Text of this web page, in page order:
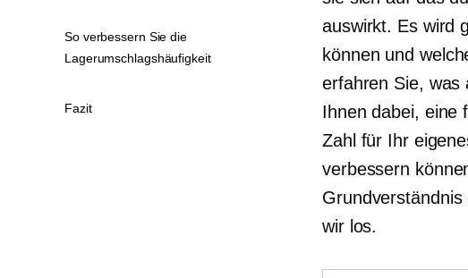
auswirkt. Es wird
können und
erfahren Sie, was
Ihnen dabei, eine
Zahl für Ihr
verbessern
wir los.
So verbessern Sie die
Lagerumschlagshäufigkeit
Fazit